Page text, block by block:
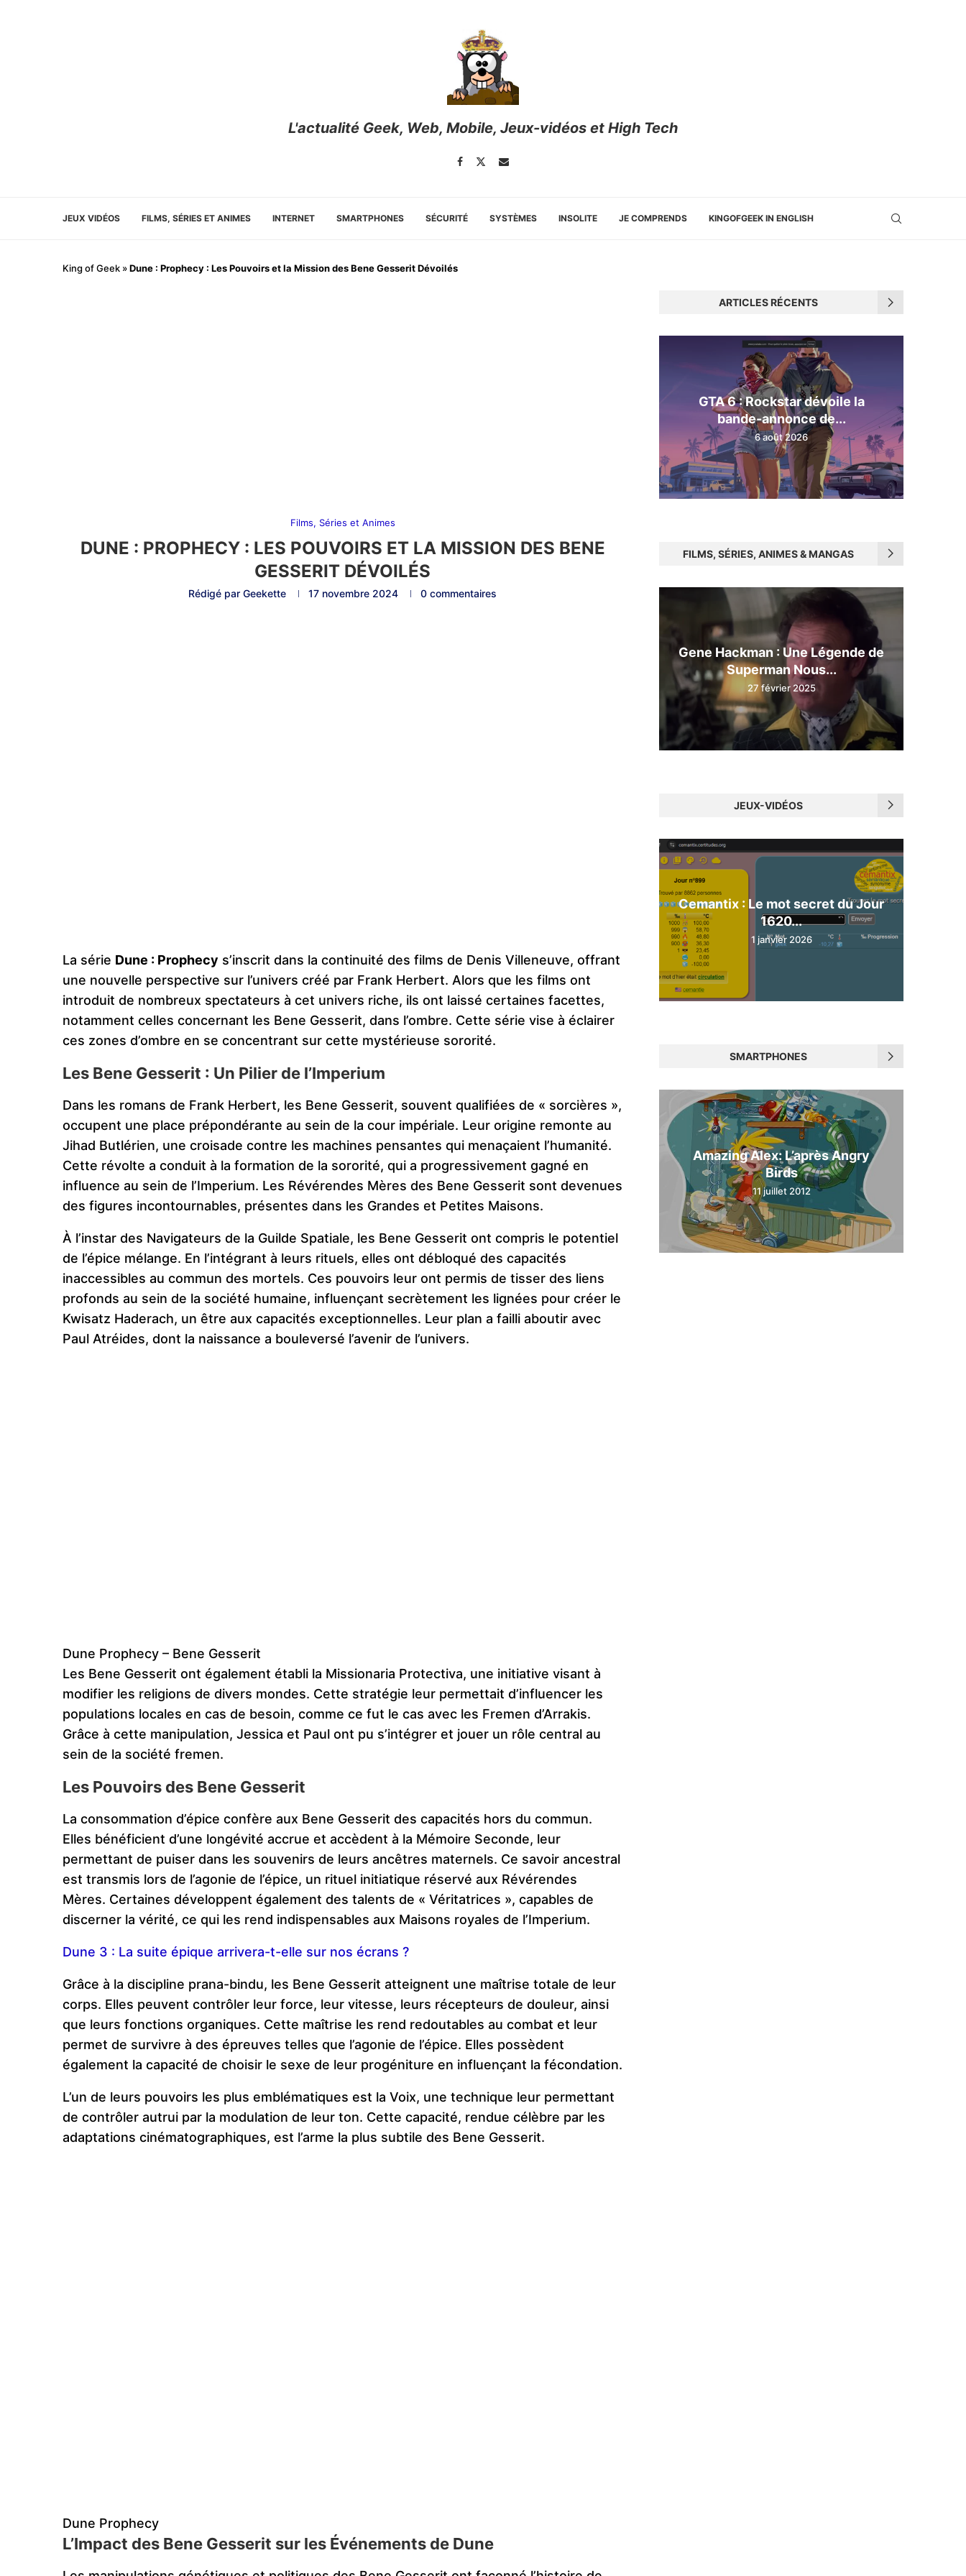
L'actualité Geek, Web, Mobile, Jeux-vidéos et High Tech
JEUX VIDÉOS FILMS, SÉRIES ET ANIMES INTERNET SMARTPHONES SÉCURITÉ SYSTÈMES INSOLITE JE COMPRENDS KINGOFGEEK IN ENGLISH
King of Geek »Dune : Prophecy : Les Pouvoirs et la Mission des Bene Gesserit Dévoilés
Films, Séries et Animes
DUNE : PROPHECY : LES POUVOIRS ET LA MISSION DES BENE
GESSERIT DÉVOILÉS
Rédigé parGeekette 17 novembre 2024 0 commentaires
La série Dune : Prophecy s’inscrit dans la continuité des films de Denis Villeneuve, offrant
une nouvelle perspective sur l’univers créé par Frank Herbert. Alors que les films ont
introduit de nombreux spectateurs à cet univers riche, ils ont laissé certaines facettes,
notamment celles concernant les Bene Gesserit, dans l’ombre. Cette série vise à éclairer
ces zones d’ombre en se concentrant sur cette mystérieuse sororité.
Les Bene Gesserit : Un Pilier de l’Imperium
Dans les romans de Frank Herbert, les Bene Gesserit, souvent qualifiées de « sorcières »,
occupent une place prépondérante au sein de la cour impériale. Leur origine remonte au
Jihad Butlérien, une croisade contre les machines pensantes qui menaçaient l’humanité.
Cette révolte a conduit à la formation de la sororité, qui a progressivement gagné en
influence au sein de l’Imperium. Les Révérendes Mères des Bene Gesserit sont devenues
des figures incontournables, présentes dans les Grandes et Petites Maisons.
À l’instar des Navigateurs de la Guilde Spatiale, les Bene Gesserit ont compris le potentiel
de l’épice mélange. En l’intégrant à leurs rituels, elles ont débloqué des capacités
inaccessibles au commun des mortels. Ces pouvoirs leur ont permis de tisser des liens
profonds au sein de la société humaine, influençant secrètement les lignées pour créer le
Kwisatz Haderach, un être aux capacités exceptionnelles. Leur plan a failli aboutir avec
Paul Atréides, dont la naissance a bouleversé l’avenir de l’univers.
Dune Prophecy – Bene Gesserit
Les Bene Gesserit ont également établi la Missionaria Protectiva, une initiative visant à
modifier les religions de divers mondes. Cette stratégie leur permettait d’influencer les
populations locales en cas de besoin, comme ce fut le cas avec les Fremen d’Arrakis.
Grâce à cette manipulation, Jessica et Paul ont pu s’intégrer et jouer un rôle central au
sein de la société fremen.
Les Pouvoirs des Bene Gesserit
La consommation d’épice confère aux Bene Gesserit des capacités hors du commun.
Elles bénéficient d’une longévité accrue et accèdent à la Mémoire Seconde, leur
permettant de puiser dans les souvenirs de leurs ancêtres maternels. Ce savoir ancestral
est transmis lors de l’agonie de l’épice, un rituel initiatique réservé aux Révérendes
Mères. Certaines développent également des talents de « Véritatrices », capables de
discerner la vérité, ce qui les rend indispensables aux Maisons royales de l’Imperium.
Dune 3 : La suite épique arrivera-t-elle sur nos écrans ?
Grâce à la discipline prana-bindu, les Bene Gesserit atteignent une maîtrise totale de leur
corps. Elles peuvent contrôler leur force, leur vitesse, leurs récepteurs de douleur, ainsi
que leurs fonctions organiques. Cette maîtrise les rend redoutables au combat et leur
permet de survivre à des épreuves telles que l’agonie de l’épice. Elles possèdent
également la capacité de choisir le sexe de leur progéniture en influençant la fécondation.
L’un de leurs pouvoirs les plus emblématiques est la Voix, une technique leur permettant
de contrôler autrui par la modulation de leur ton. Cette capacité, rendue célèbre par les
adaptations cinématographiques, est l’arme la plus subtile des Bene Gesserit.
Dune Prophecy
L’Impact des Bene Gesserit sur les Événements de Dune
ARTICLES RÉCENTS
GTA 6 : Rockstar dévoile la
bande-annonce de...
6 août 2026
FILMS, SÉRIES, ANIMES & MANGAS
Gene Hackman : Une Légende de
Superman Nous...
27 février 2025
JEUX-VIDÉOS
Cemantix : Le mot secret du Jour
1620...
1 janvier 2026
SMARTPHONES
Amazing Alex: L’après Angry
Birds
11 juillet 2012